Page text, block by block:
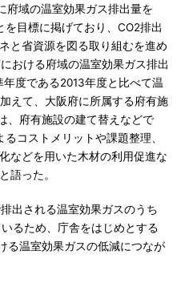
府域の温室効果ガス排出量を
目標に掲げており、CO2排出
と省資源を図る取り組むを進め
おける府域の温室効果ガス排出
度である2013年度と比べて温
えて、大阪府に所属する府有施
、府有施設の建て替えなどで
コストメリットや課題整理、
などを用いた木材の利用促進な
語った。
出される温室効果ガスのうち
るため、庁舎をはじめとする
る温室効果ガスの低減につなが